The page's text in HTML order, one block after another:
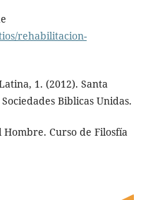
rehabilitacion-
1. (2012). Santa
Biblicas Unidas.
Hombre. Curso de Filosfía